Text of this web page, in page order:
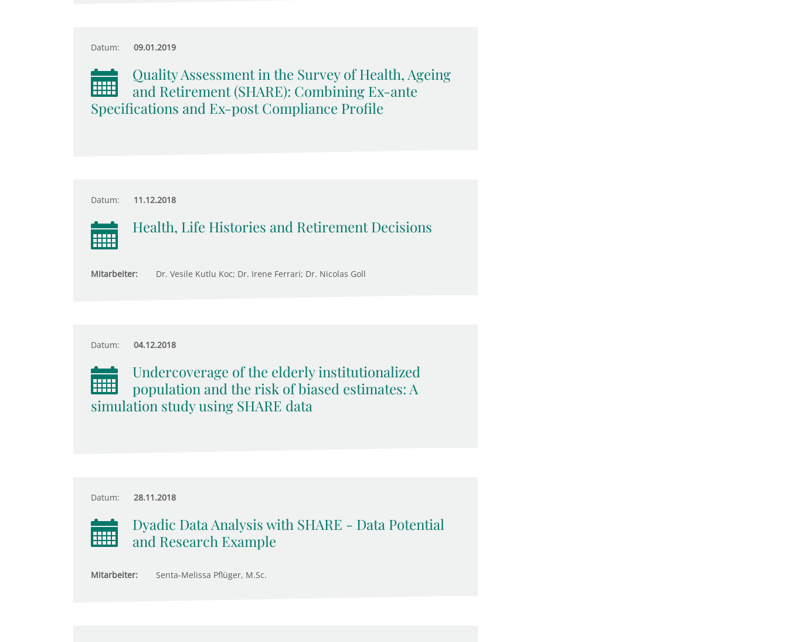
Datum: 09.01.2019
Quality Assessment in the Survey of Health, Ageing
and Retirement (SHARE): Combining Ex-ante
Specifications and Ex-post Compliance Profile
Datum: 11.12.2018
Health, Life Histories and Retirement Decisions
Mitarbeiter: Dr. Vesile Kutlu Koc; Dr. Irene Ferrari; Dr. Nicolas Goll
Datum: 04.12.2018
Undercoverage of the elderly institutionalized
population and the risk of biased estimates: A
simulation study using SHARE data
Datum: 28.11.2018
Dyadic Data Analysis with SHARE - Data Potential
and Research Example
Mitarbeiter: Senta-Melissa Pflüger, M.Sc.